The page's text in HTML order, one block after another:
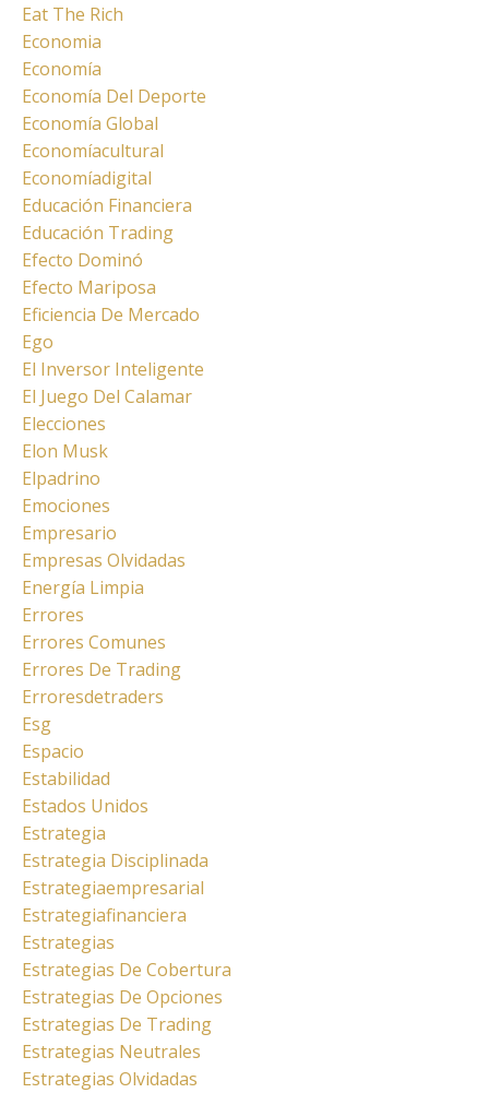
Eat The Rich
Economia
Economía
Economía Del Deporte
Economía Global
Economíacultural
Economíadigital
Educación Financiera
Educación Trading
Efecto Dominó
Efecto Mariposa
Eficiencia De Mercado
Ego
El Inversor Inteligente
El Juego Del Calamar
Elecciones
Elon Musk
Elpadrino
Emociones
Empresario
Empresas Olvidadas
Energía Limpia
Errores
Errores Comunes
Errores De Trading
Erroresdetraders
Esg
Espacio
Estabilidad
Estados Unidos
Estrategia
Estrategia Disciplinada
Estrategiaempresarial
Estrategiafinanciera
Estrategias
Estrategias De Cobertura
Estrategias De Opciones
Estrategias De Trading
Estrategias Neutrales
Estrategias Olvidadas